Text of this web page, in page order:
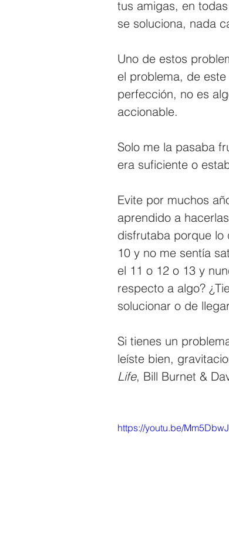
tus amigas, en
se soluciona, nada
Uno de estos
el problema, de
perfección, no es
accionable.
Solo me la pasaba
era suficiente o
Evite por muchos
aprendido a
disfrutaba porque lo
10 y no me sentía
el 11 o 12 o 13 y
respecto a algo?
solucionar o de
Si tienes un
leíste bien,
Life, Bill Burnet &
https://youtu.be/